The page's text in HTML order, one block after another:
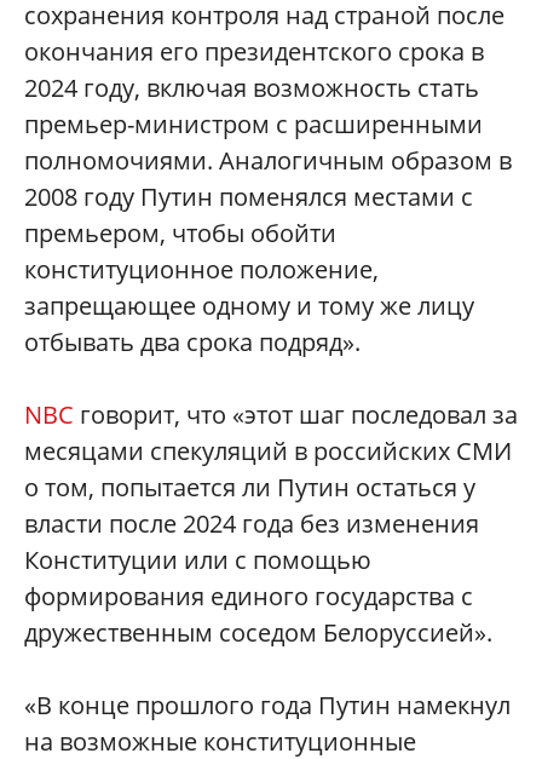
сохранения контроля над страной после
окончания его президентского срока в
2024 году, включая возможность стать
премьер-министром с расширенными
полномочиями. Аналогичным образом в
2008 году Путин поменялся местами с
премьером, чтобы обойти
конституционное положение,
запрещающее одному и тому же лицу
отбывать два срока подряд».
NBC говорит, что «этот шаг последовал за
месяцами спекуляций в российских СМИ
о том, попытается ли Путин остаться у
власти после 2024 года без изменения
Конституции или с помощью
формирования единого государства с
дружественным соседом Белоруссией».
«В конце прошлого года Путин намекнул
на возможные конституционные